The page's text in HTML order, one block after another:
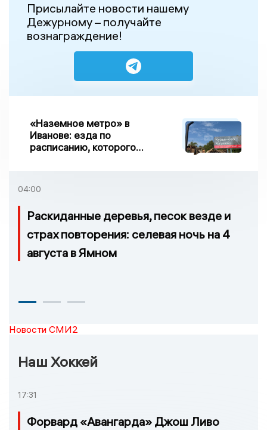
Присылайте новости нашему
Дежурному – получайте
вознаграждение!
«Наземное метро» в
Иванове: езда по
расписанию, которого
04:00
Раскиданные деревья, песок везде и
страх повторения: селевая ночь на 4
августа в Ямном
Новости СМИ2
Наш Хоккей
17:31
Форвард «Авангарда» Джош Ливо